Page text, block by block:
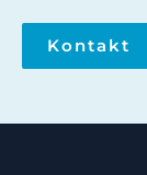
Kontakt